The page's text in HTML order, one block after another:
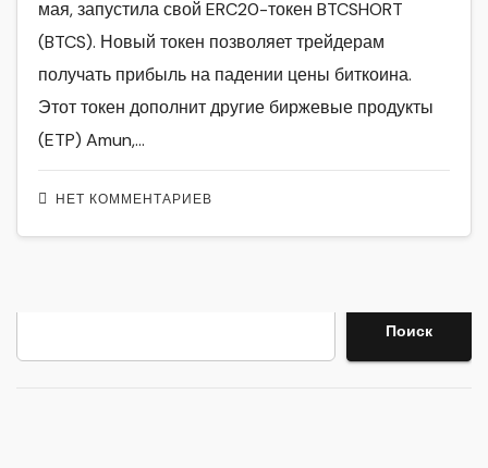
НЕТ КОММЕНТАРИЕВ
мая, запустила свой ERC20-токен BTCSHORT
(BTCS). Новый токен позволяет трейдерам
получать прибыль на падении цены биткоина.
Этот токен дополнит другие биржевые продукты
(ETP) Amun,…
Поиск